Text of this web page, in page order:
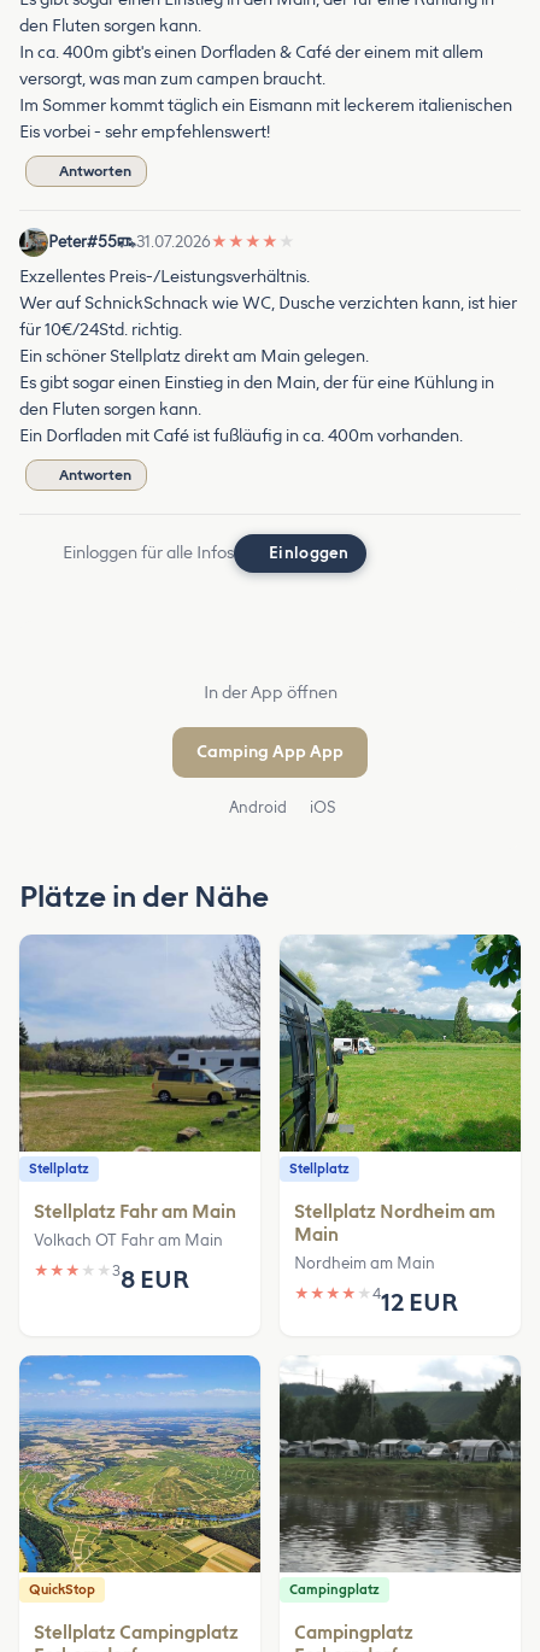
den Fluten sorgen kann.
In ca. 400m gibt's einen Dorfladen & Café der einem mit allem
versorgt, was man zum campen braucht.
Im Sommer kommt täglich ein Eismann mit leckerem italienischen
Eis vorbei - sehr empfehlenswert!
Antworten
Peter#55 31.07.2026★ ★ ★ ★ ★
Exzellentes Preis-/Leistungsverhältnis.
Wer auf SchnickSchnack wie WC, Dusche verzichten kann, ist hier
für 10€/24Std. richtig.
Ein schöner Stellplatz direkt am Main gelegen.
Es gibt sogar einen Einstieg in den Main, der für eine Kühlung in
den Fluten sorgen kann.
Ein Dorfladen mit Café ist fußläufig in ca. 400m vorhanden.
Antworten
Einloggen für alle Infos Einloggen
In der App öffnen
Camping App App
Android iOS
Plätze in der Nähe
Stellplatz
Stellplatz Fahr am Main
Volkach OT Fahr am Main
★ ★ ★ ★ ★ 38 EUR
Stellplatz
Stellplatz Nordheim am
Main
Nordheim am Main
★ ★ ★ ★ ★ 412 EUR
QuickStop
Stellplatz Campingplatz
Campingplatz
Campingplatz